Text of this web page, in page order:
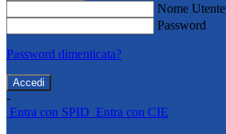
Nome Utente
Password
Password dimenticata?
-
Entra con SPID Entra con CIE